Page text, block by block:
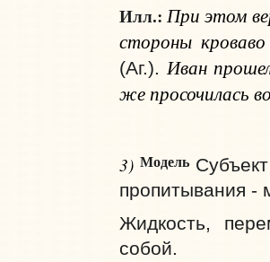
Илл.: При этом
стороны кроваво
(Аг.). Иван
же просочилась
3)Модель
пропитывания -
Жидкость,
собой.